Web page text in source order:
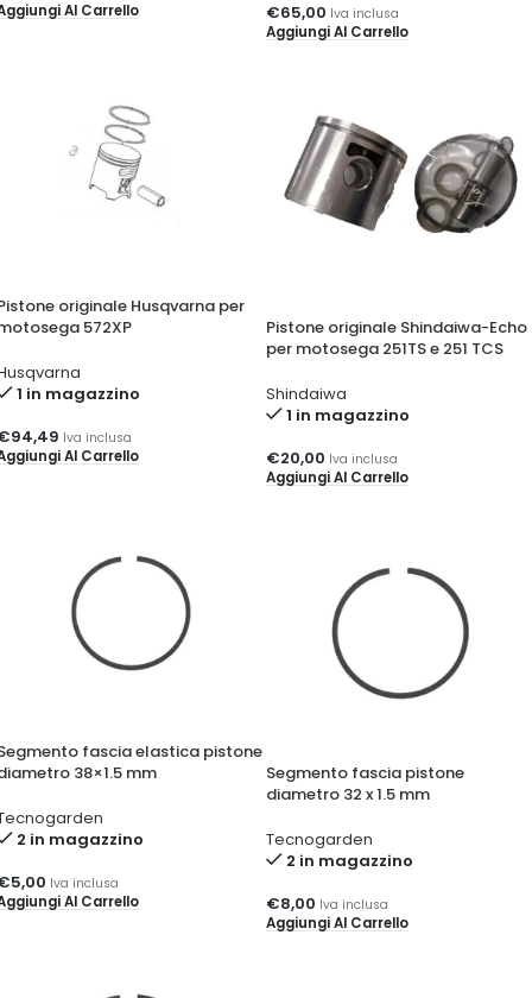
Al Carrello €65,00 Iva inclusa
Aggiungi Al Carrello
originale Husqvarna per
572XP
1 in magazzino
94,49 Iva inclusa
Al Carrello
Pistone originale Shindaiwa-Echo
per motosega 251TS e 251 TCS
Shindaiwa
1 in magazzino
€20,00 Iva inclusa
Aggiungi Al Carrello
fascia elastica pistone
38×1.5 mm
2 in magazzino
5,00 Iva inclusa
Al Carrello
Segmento fascia pistone
diametro 32 x 1.5 mm
Tecnogarden
2 in magazzino
€8,00 Iva inclusa
Aggiungi Al Carrello